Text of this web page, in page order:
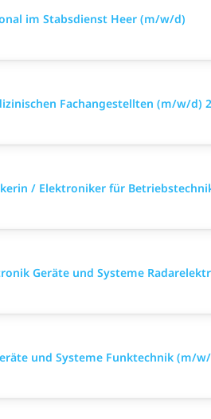
im Stabsdienst Heer (m/w/d)
Fachangestellten (m/w/d)
/ Elektroniker für
Geräte und Systeme
und Systeme Funktechnik (m/